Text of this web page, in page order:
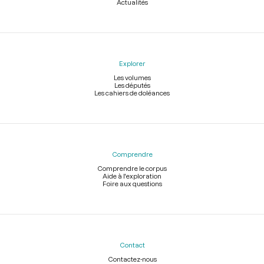
Actualités
Explorer
Les volumes
Les députés
Les cahiers de doléances
Comprendre
Comprendre le corpus
Aide à l'exploration
Foire aux questions
Contact
Contactez-nous